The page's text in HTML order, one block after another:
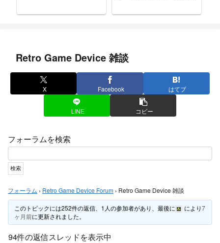
Retro Game Device 雑談
X Facebook はてブ
LINE コピー
フォーラムを検索
フォーラム › Retro Game Device Forum › Retro Game Device 雑談
このトピックには252件の返信、1人の参加者があり、最後に により7
ヶ月前に更新されました。
94件の返信スレッドを表示中